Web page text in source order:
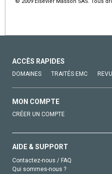
ACCÈS RAPIDES
DOMAINES TRAITÉS EMC
MON COMPTE
CRÉER UN COMPTE
AIDE & SUPPORT
Contactez-nous / FAQ
Qui sommes-nous ?